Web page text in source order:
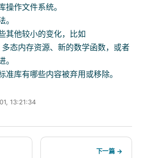
操作文件系统。
。
其他较小的变化，比如
多态内存资源、新的数学函数，或者
。
准库有哪些内容被弃用或移除。
13:21:34
下一篇 →